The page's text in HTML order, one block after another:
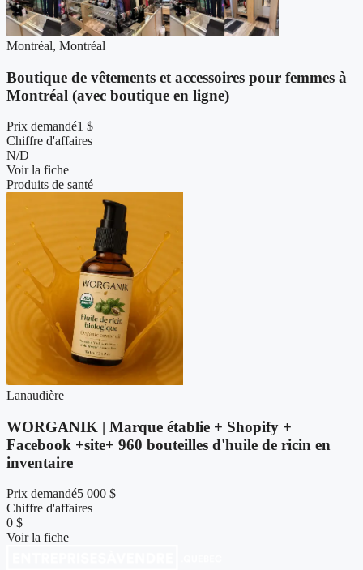
Montréal, Montréal
Boutique de vêtements et accessoires pour femmes à
Montréal (avec boutique en ligne)
Prix demandé1 $
Chiffre d'affaires
N/D
Voir la fiche
Produits de santé
Lanaudière
WORGANIK | Marque établie + Shopify +
Facebook +site+ 960 bouteilles d'huile de ricin en
inventaire
Prix demandé5 000 $
Chiffre d'affaires
0 $
Voir la fiche